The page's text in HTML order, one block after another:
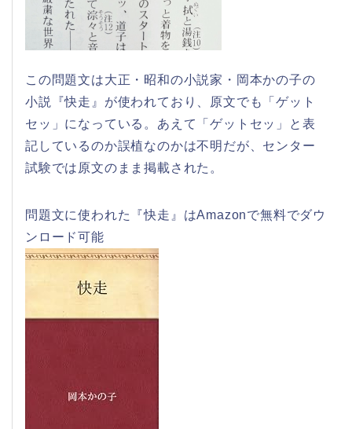
この問題文は大正・昭和の小説家・岡本かの子の
小説『快走』が使われており、原文でも「ゲット
セッ」になっている。あえて「ゲットセッ」と表
記しているのか誤植なのかは不明だが、センター
試験では原文のまま掲載された。
問題文に使われた『快走』はAmazonで無料でダウ
ンロード可能